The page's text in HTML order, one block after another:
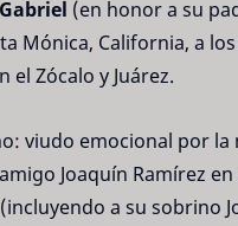
(en honor a su
Mónica, California, a
Zócalo y Juárez.
viudo emocional por
Joaquín Ramírez
a su sobrino